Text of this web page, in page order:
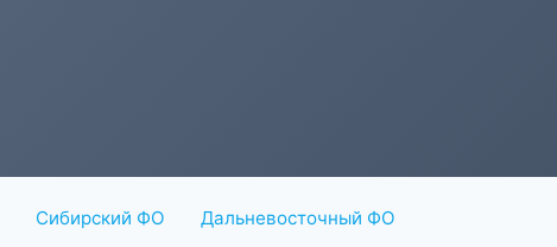
Сибирский ФО Дальневосточный ФО